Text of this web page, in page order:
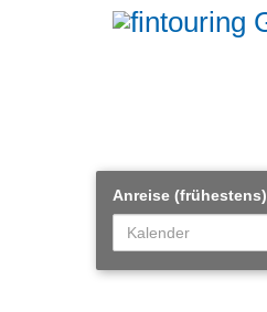
Anreise (frühestens)